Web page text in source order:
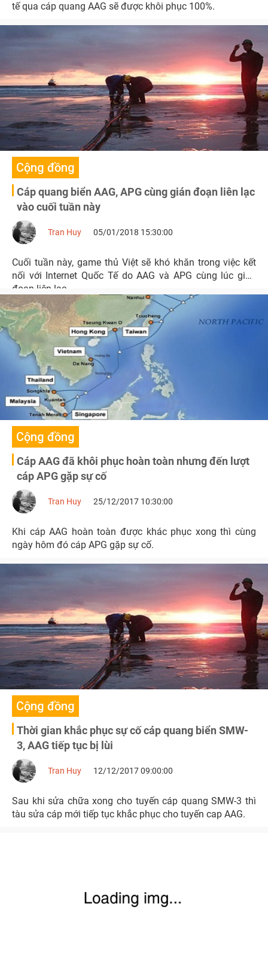
tế qua cáp quang AAG sẽ được khôi phục 100%.
Cộng đồng
Cáp quang biển AAG, APG cùng gián đoạn liên lạc
vào cuối tuần này
Tran Huy 05/01/2018 15:30:00
Cuối tuần này, game thủ Việt sẽ khó khăn trong việc kết
nối với Internet Quốc Tế do AAG và APG cùng lúc gián
đoạn liên lạc.
Cộng đồng
Cáp AAG đã khôi phục hoàn toàn nhưng đến lượt
cáp APG gặp sự cố
Tran Huy 25/12/2017 10:30:00
Khi cáp AAG hoàn toàn được khác phục xong thì cùng
ngày hôm đó cáp APG gặp sự cố.
Cộng đồng
Thời gian khắc phục sự cố cáp quang biển SMW-
3, AAG tiếp tục bị lùi
Tran Huy 12/12/2017 09:00:00
Sau khi sửa chữa xong cho tuyến cáp quang SMW-3 thì
tàu sửa cáp mới tiếp tục khắc phục cho tuyến cap AAG.